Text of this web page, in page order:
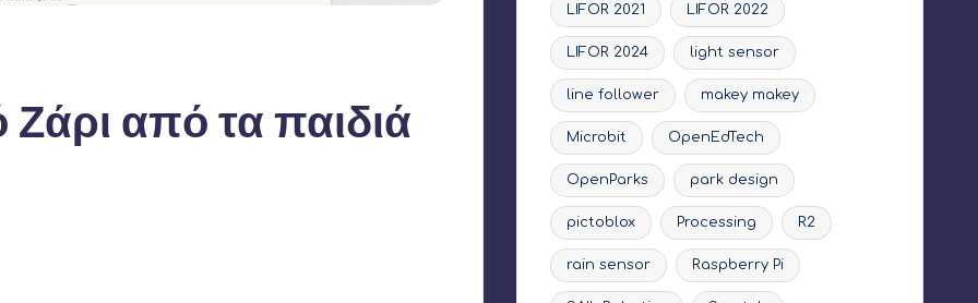
από τα παιδιά
LIFOR 2021 LIFOR 2022
LIFOR 2024 light sensor
line follower makey makey
Microbit OpenEdTech
OpenParks park design
pictoblox Processing R2
rain sensor Raspberry Pi